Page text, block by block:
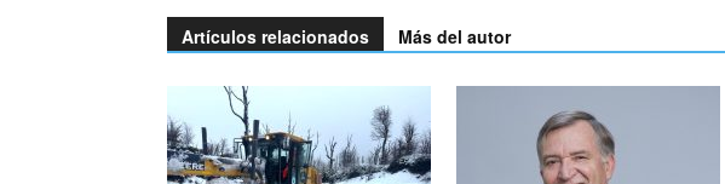
Artículos relacionados Más del autor